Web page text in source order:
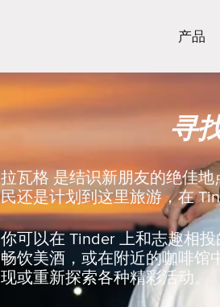
产品
寻
拉瓦格 是结识新朋友的绝佳
民还是计划到这里旅游，在
你可以在 Tinder 上和志趣相
畅饮美酒，或在附近的咖啡馆
现或重新探索各种精彩活动。